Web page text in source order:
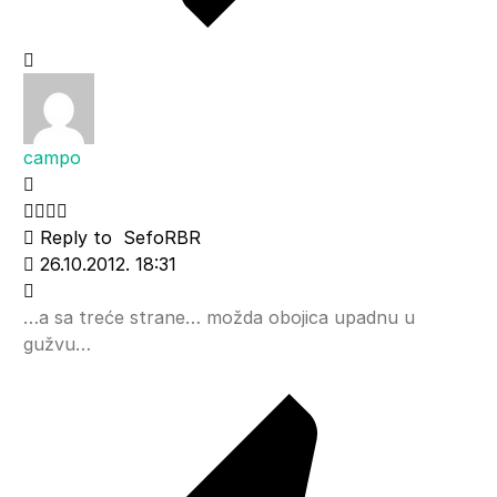
campo
Reply to SefoRBR
26.10.2012. 18:31
…a sa treće strane… možda obojica upadnu u
gužvu…